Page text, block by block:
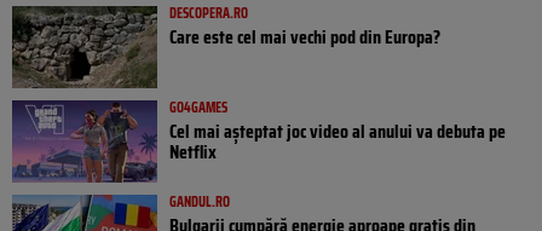
DESCOPERA.RO
Care este cel mai vechi pod din Europa?
GO4GAMES
Cel mai așteptat joc video al anului va debuta pe
Netflix
GANDUL.RO